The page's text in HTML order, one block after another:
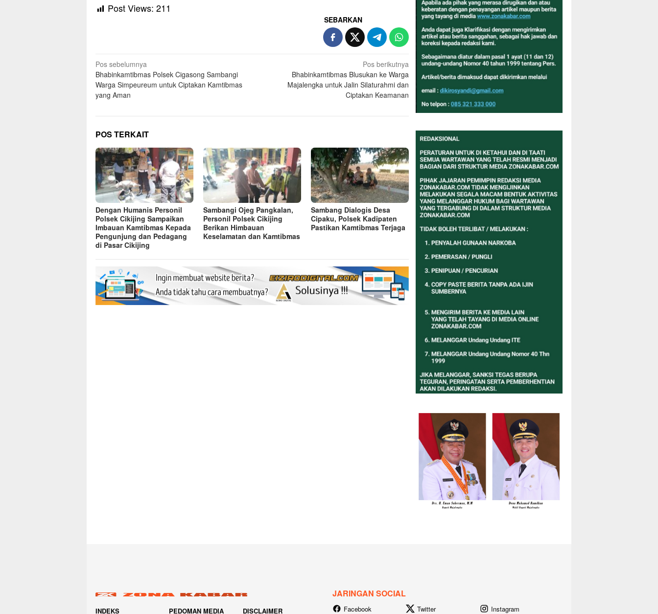
Post Views: 211
SEBARKAN
Navigasi
pos
Pos sebelumnya
Bhabinkamtibmas Polsek Cigasong Sambangi
Warga Simpeureum untuk Ciptakan Kamtibmas
yang Aman
Pos berikutnya
Bhabinkamtibmas Blusukan ke Warga
Majalengka untuk Jalin Silaturahmi dan
Ciptakan Keamanan
POS TERKAIT
Dengan Humanis Personil
Polsek Cikijing Sampaikan
Imbauan Kamtibmas Kepada
Pengunjung dan Pedagang
di Pasar Cikijing
Sambangi Ojeg Pangkalan,
Personil Polsek Cikijing
Berikan Himbauan
Keselamatan dan Kamtibmas
Sambang Dialogis Desa
Cipaku, Polsek Kadipaten
Pastikan Kamtibmas Terjaga
INDEKS PEDOMAN MEDIA DISCLAIMER
JARINGAN SOCIAL
Facebook Twitter Instagram